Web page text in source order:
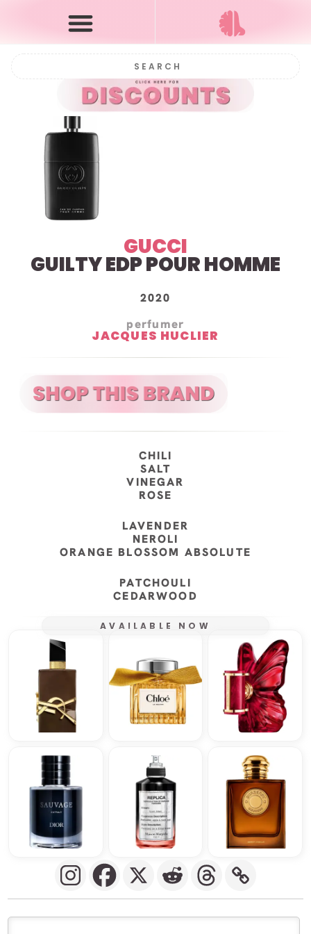
GUCCI
GUILTY EDP POUR HOMME
2020
perfumer
JACQUES HUCLIER
CHILI
SALT
VINEGAR
ROSE
LAVENDER
NEROLI
ORANGE BLOSSOM ABSOLUTE
PATCHOULI
CEDARWOOD
AVAILABLE NOW